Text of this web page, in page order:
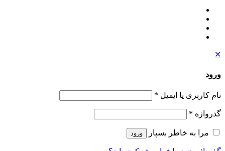
✕
ورود
نام کاربری یا ایمیل *
گذرواژه *
مرا به خاطر بسپار ورود